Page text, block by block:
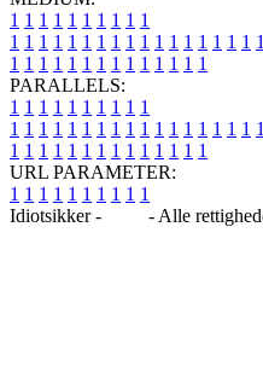
1 1 1 1 1 1 1 1 1 1
1 1 1 1 1 1 1 1 1 1 1 1 1 1 1 1 1 1
1 1 1 1 1 1 1 1 1 1 1 1 1 1
PARALLELS:
1 1 1 1 1 1 1 1 1 1
1 1 1 1 1 1 1 1 1 1 1 1 1 1 1 1 1 1
1 1 1 1 1 1 1 1 1 1 1 1 1 1
URL PARAMETER:
1 1 1 1 1 1 1 1 1 1
Idiotsikker -
- Alle